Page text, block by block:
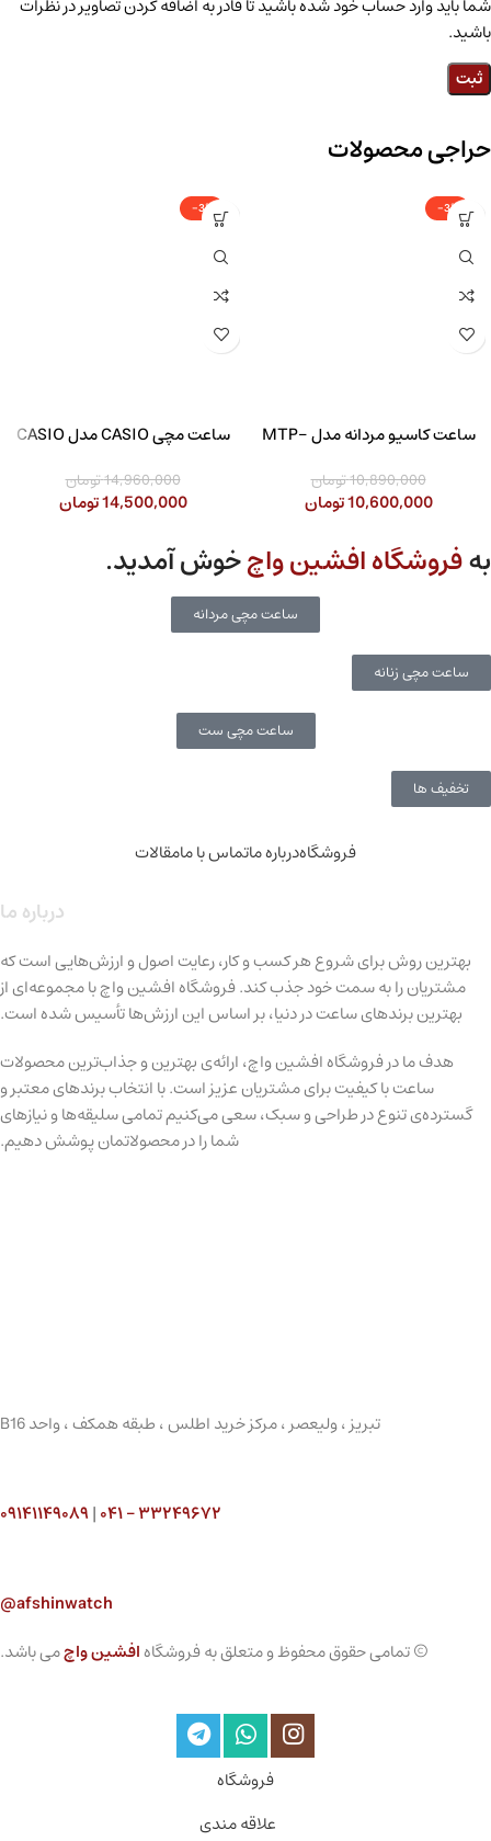
شما باید وارد حساب خود شده باشید تا قادر به اضافه کردن تصاویر در نظرات
باشید.
حراجی محصولات
-3%
ساعت کاسیو مردانه مدل MTP-
10,890,000تومان
10,600,000تومان
-3%
ساعت مچی CASIO مدل CASIO
14,960,000تومان
14,500,000تومان
بهفروشگاه افشین واچخوش آمدید.
ساعت مچی مردانه
ساعت مچی زنانه
ساعت مچی ست
تخفیف ها
فروشگاهدرباره ماتماس با مامقالات
درباره ما
بهترین روش برای شروع هر کسب و کار، رعایت اصول و ارزش‌هایی است که
مشتریان را به سمت خود جذب کند. فروشگاه افشین واچ با مجموعه‌ای از
بهترین برندهای ساعت در دنیا، بر اساس این ارزش‌ها تأسیس شده است.
هدف ما در فروشگاه افشین واچ، ارائه‌ی بهترین و جذاب‌ترین محصولات
ساعت با کیفیت برای مشتریان عزیز است. با انتخاب برندهای معتبر و
گسترده‌ی تنوع در طراحی و سبک، سعی می‌کنیم تمامی سلیقه‌ها و نیازهای
شما را در محصولاتمان پوشش دهیم.
تبریز ، ولیعصر ، مرکز خرید اطلس ، طبقه همکف ، واحد B16
۳۳۲۴۹۶۷۲ – ۰۴۱ |۰۹۱۴۱۱۴۹۰۸۹
afshinwatch@
© تمامی حقوق محفوظ و متعلق به فروشگاهافشین واچمی باشد.
فروشگاه
علاقه مندی